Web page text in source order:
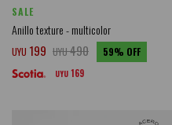
SALE
Anillo texture - multicolor
UYU 199 UYU490 59
UYU 169